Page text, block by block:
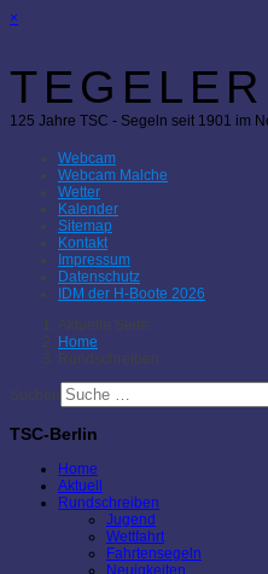
×
125 Jahre TSC - Segeln seit 1901 im
Webcam
Webcam Malche
Wetter
Kalender
Sitemap
Kontakt
Impressum
Datenschutz
IDM der H-Boote 2026
Aktuelle Seite:
Home
Rundschreiben
Suchen
TSC-Berlin
Home
Aktuell
Rundschreiben
Jugend
Wettfahrt
Fahrtensegeln
Neuigkeiten